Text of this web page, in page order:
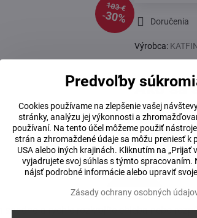
103 €
30% Doručenia
Výrobca:
Ako sa
Údržba
Popis
a rychle rozkrojíte chleba nebo
Predvoľby
Cookies používame na zlepšenie vašej
stránky, analýzu jej výkonnosti a
používaní. Na tento účel môžeme použiť
strán a zhromaždené údaje sa môžu preniesť k
USA alebo iných krajinách. Kliknutím na „Prijať
vyjadrujete svoj súhlas s týmto spracovaním.
nájsť podrobné informácie alebo upraviť
Zásady ochrany osobných